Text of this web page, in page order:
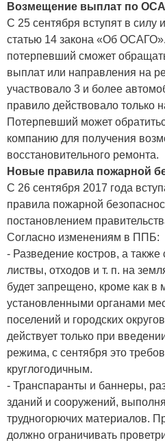
Возмещение выплат по
С 25 сентября вступят в силу
статью 14 закона «Об
потерпевший сможет
выплат или направления на
участвовало 3 и более
правило действовало только
Потерпевший может
компанию для получения
восстановительного ремонта.
Новые правила пожарной
С 26 сентября 2017 года
правила пожарной
постановлением
Согласно изменениям в ППБ:
- Разведение костров, а
листвы, отходов и т. п. на
будет запрещено, кроме как в
установленными органами
поселений и городских
действует только при
режима, с сентября это
круглогодичным.
- Транспаранты и баннеры,
зданий и сооружений,
трудногорючих материалов.
должно ограничивать